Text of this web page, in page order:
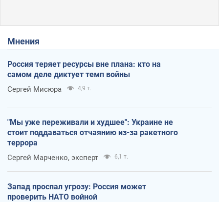
Мнения
Россия теряет ресурсы вне плана: кто на
самом деле диктует темп войны
Сергей Мисюра 4,9 т.
"Мы уже переживали и худшее": Украине не
стоит поддаваться отчаянию из-за ракетного
террора
Сергей Марченко, эксперт 6,1 т.
Запад проспал угрозу: Россия может
проверить НАТО войной